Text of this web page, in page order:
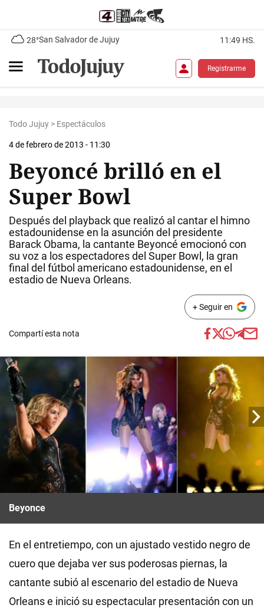
28°San Salvador de Jujuy 11:49 HS.
Registrarme
Todo Jujuy > Espectáculos
4 de febrero de 2013 - 11:30
Beyoncé brilló en el
Super Bowl
Después del playback que realizó al cantar el himno
estadounidense en la asunción del presidente
Barack Obama, la cantante Beyoncé emocionó con
su voz a los espectadores del Super Bowl, la gran
final del fútbol americano estadounidense, en el
estadio de Nueva Orleans.
+ Seguir en
Compartí esta nota
Beyonce
En el entretiempo, con un ajustado vestido negro de
cuero que dejaba ver sus poderosas piernas, la
cantante subió al escenario del estadio de Nueva
Orleans e inició su espectacular presentación con un